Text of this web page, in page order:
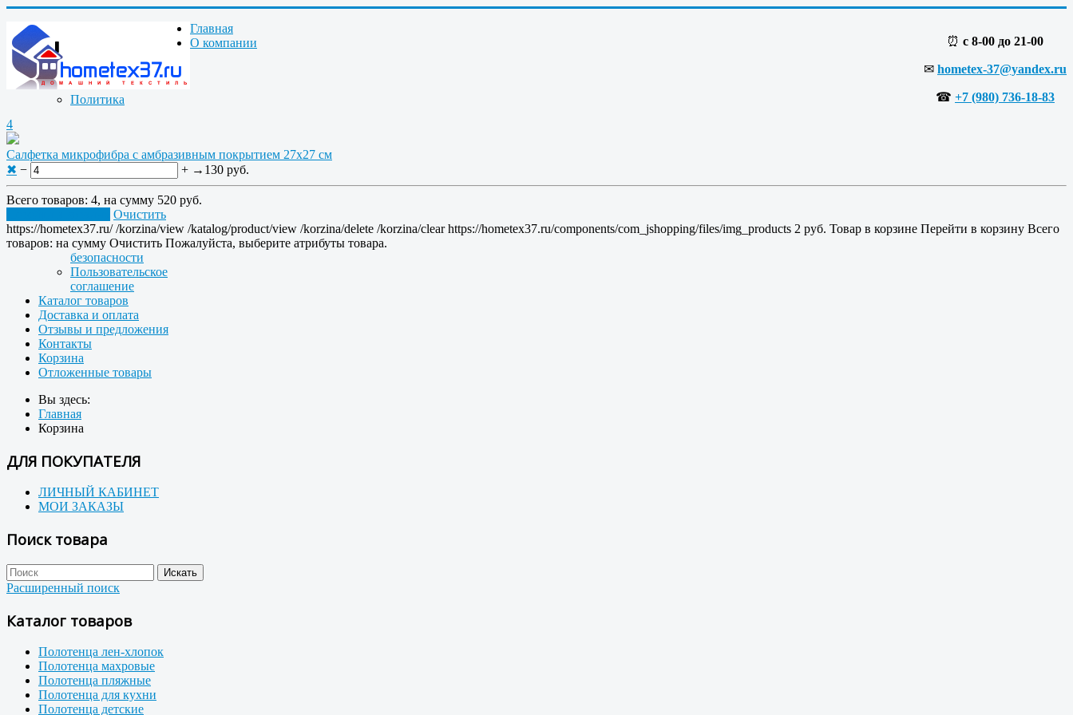
⏰ с 8-00 до 21-00
✉ hometex-37@yandex.ru
☎ +7 (980) 736-18-83
4
Салфетка микрофибра с амбразивным покрытием 27x27 см
✖ − + → 130 руб.
Всего товаров: 4, на сумму 520 руб.
Очистить
https://hometex37.ru/ /korzina/view /katalog/product/view /korzina/delete /korzina/clear https://hometex37.ru/components/com_jshopping/files/img_products 2 руб. Товар в корзине Перейти в корзину Всего
товаров: на сумму Очистить Пожалуйста, выберите атрибуты товара.
Главная
О компании
Политика
безопасности
Пользовательское
соглашение
Каталог товаров
Доставка и оплата
Отзывы и предложения
Контакты
Корзина
Отложенные товары
Вы здесь:
Главная
Корзина
ДЛЯ ПОКУПАТЕЛЯ
ЛИЧНЫЙ КАБИНЕТ
МОИ ЗАКАЗЫ
Поиск товара
Расширенный поиск
Каталог товаров
Полотенца лен-хлопок
Полотенца махровые
Полотенца пляжные
Полотенца для кухни
Полотенца детские